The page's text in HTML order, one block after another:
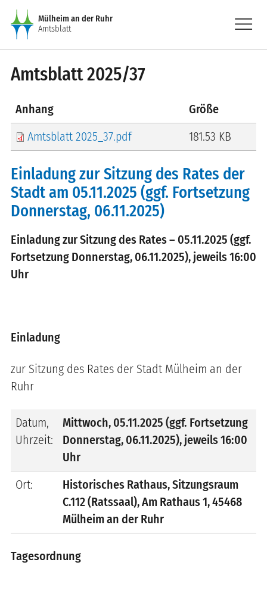
Direkt zum Inhalt
Mülheim an der Ruhr
Amtsblatt
menu
Amtsblatt 2025/37
Anhang
Größe
Amtsblatt 2025_37.pdf
181.53 KB
Einladung zur Sitzung des Rates der
Stadt am 05.11.2025 (ggf. Fortsetzung
Donnerstag, 06.11.2025)
Einladung zur Sitzung des Rates – 05.11.2025 (ggf.
Fortsetzung Donnerstag, 06.11.2025), jeweils 16:00
Uhr
Einladung
zur Sitzung des Rates der Stadt Mülheim an der
Ruhr
Datum,
Uhrzeit:
Mittwoch, 05.11.2025 (ggf. Fortsetzung
Donnerstag, 06.11.2025), jeweils16:00
Uhr
Ort:
Historisches Rathaus, Sitzungsraum
C.112 (Ratssaal), Am Rathaus 1, 45468
Mülheim an der Ruhr
Tagesordnung